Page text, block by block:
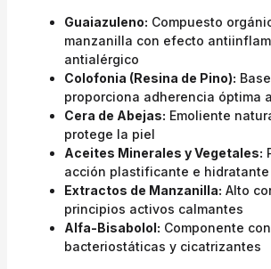
Guaiazuleno: Compuesto
manzanilla con efecto
antialérgico
Colofonia (Resina de Pino):
proporciona adherencia óptima
Cera de Abejas: Emoliente
protege la piel
Aceites Minerales y Vegetales:
acción plastificante e hidratante
Extractos de Manzanilla: Alto
principios activos calmantes
Alfa-Bisabolol: Componente
bacteriostáticas y cicatrizantes